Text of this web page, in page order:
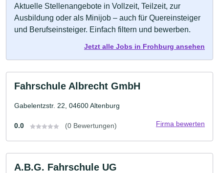
Aktuelle Stellenangebote in Vollzeit, Teilzeit, zur
Ausbildung oder als Minijob – auch für Quereinsteiger
und Berufseinsteiger. Einfach filtern und bewerben.
Jetzt alle Jobs in Frohburg ansehen
Fahrschule Albrecht GmbH
Gabelentzstr. 22, 04600 Altenburg
0.0 (0 Bewertungen) Firma bewerten
A.B.G. Fahrschule UG